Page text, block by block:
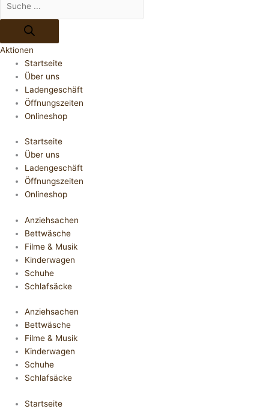
Aktionen
Startseite
Über uns
Ladengeschäft
Öffnungszeiten
Onlineshop
Startseite
Über uns
Ladengeschäft
Öffnungszeiten
Onlineshop
Anziehsachen
Bettwäsche
Filme & Musik
Kinderwagen
Schuhe
Schlafsäcke
Anziehsachen
Bettwäsche
Filme & Musik
Kinderwagen
Schuhe
Schlafsäcke
Startseite